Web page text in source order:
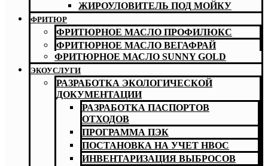
ЖИРОУЛОВИТЕЛЬ ПОД МОЙКУ
ФРИТЮР
ФРИТЮРНОЕ МАСЛО ПРОФИЛЮКС
ФРИТЮРНОЕ МАСЛО ВЕГАФРАЙ
ФРИТЮРНОЕ МАСЛО SUNNY GOLD
ЭКОУСЛУГИ
РАЗРАБОТКА ЭКОЛОГИЧЕСКОЙ
ДОКУМЕНТАЦИИ
РАЗРАБОТКА ПАСПОРТОВ
ОТХОДОВ
ПРОГРАММА ПЭК
ПОСТАНОВКА НА УЧЕТ НВОС
ИНВЕНТАРИЗАЦИЯ ВЫБРОСОВ